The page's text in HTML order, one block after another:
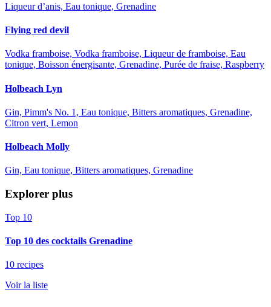
Liqueur d’anis, Eau tonique, Grenadine
Flying red devil
Vodka framboise, Vodka framboise, Liqueur de framboise, Eau
tonique, Boisson énergisante, Grenadine, Purée de fraise, Raspberry
Holbeach Lyn
Gin, Pimm's No. 1, Eau tonique, Bitters aromatiques, Grenadine,
Citron vert, Lemon
Holbeach Molly
Gin, Eau tonique, Bitters aromatiques, Grenadine
Explorer plus
Top 10
Top 10 des cocktails Grenadine
10 recipes
Voir la liste